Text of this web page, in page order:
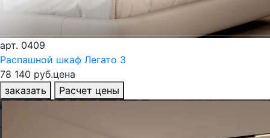
арт. 0409
Распашной шкаф Легато 3
78 140 руб.цена
заказать
Расчет цены